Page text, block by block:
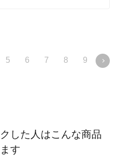
ぬりやすい
5 6 7 8 9 10
した人はこんな商品
す